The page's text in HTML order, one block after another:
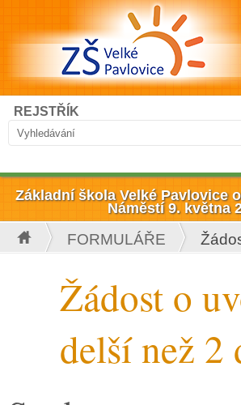
Přejít k hlavnímu obsahu
Vyhledávání
Hledat
REJSTŘÍK
Základní škola Velké Pavlovice
Náměstí 9. května
Jste zde
FORMULÁŘE
Žádost o
delší než 2